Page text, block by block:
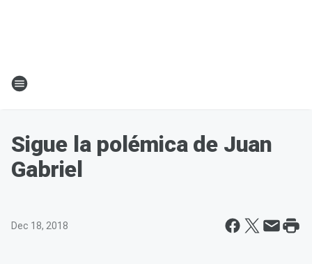
Sigue la polémica de Juan
Gabriel
Dec 18, 2018